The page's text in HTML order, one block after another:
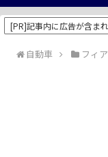
[PR]記事内に広告が含まれ
自動車 フィ